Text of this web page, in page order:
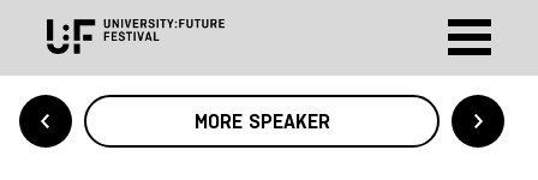
MORE SPEAKER